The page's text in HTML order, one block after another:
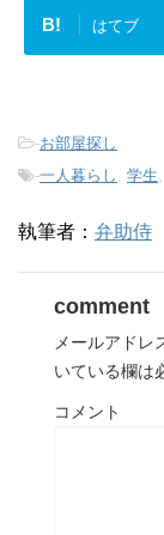
B! はてブ
-お部屋探し
-一人暮らし 学生
執筆者： 弁助侍
comment
メールアドレ
いている欄は
コメント